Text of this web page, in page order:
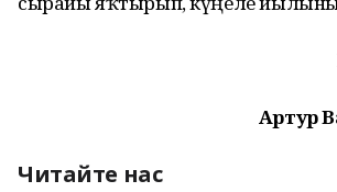
Артур
Читайте нас